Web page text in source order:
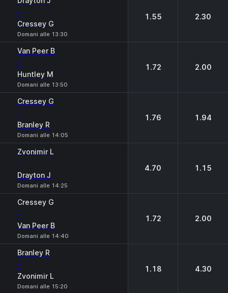
-
Cressey G
Domani alle 13:30
1.55 2.30
Van Peer B
-
Huntley М
Domani alle 13:50
1.72 2.00
Cressey G
-
Branley R
Domani alle 14:05
1.76 1.94
Zvonimir L
-
Drayton J
Domani alle 14:25
4.70 1.15
Cressey G
-
Van Peer B
Domani alle 14:40
1.72 2.00
Branley R
-
Zvonimir L
Domani alle 15:20
1.18 4.30